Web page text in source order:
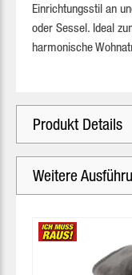
Einrichtungsstil an
oder Sessel. Ideal
harmonische
Produkt Details
Weitere